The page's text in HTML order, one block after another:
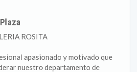
ROSITA
apasionado y motivado que
nuestro departamento de